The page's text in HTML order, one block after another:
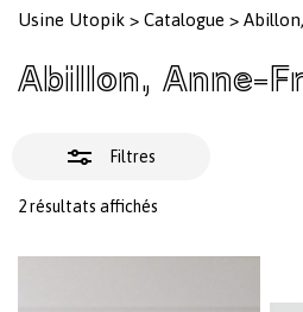
Usine Utopik > Catalogue >
Abillon, Anne-
Filtres
2 résultats affichés
récent